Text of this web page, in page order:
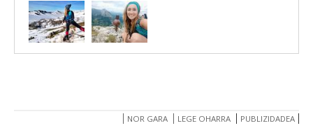
NOR GARA LEGE OHARRA PUBLIZIDADEA